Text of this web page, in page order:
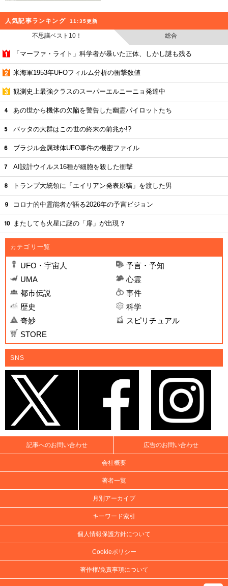
人気記事ランキング 11:35更新
不思議ベスト10！ 総合
「マーファ・ライト」科学者が暴いた正体、しかし謎も残る
米海軍1953年UFOフィルム分析の衝撃数値
観測史上最強クラスのスーパーエルニーニョ発達中
あの世から機体の欠陥を警告した幽霊パイロットたち
バッタの大群はこの世の終末の前兆か!?
ブラジル金属球体UFO事件の機密ファイル
AI設計ウイルス16種が細胞を殺した衝撃
トランプ大統領に「エイリアン発表原稿」を渡した男
コロナ的中霊能者が語る2026年の予言ビジョン
またしても火星に謎の「扉」が出現？
カテゴリ一覧
UFO・宇宙人
予言・予知
UMA
心霊
都市伝説
事件
歴史
科学
奇妙
スピリチュアル
STORE
SNS
記事へのお問い合わせ 広告のお問い合わせ
会社概要
著者一覧
月別アーカイブ
キーワード索引
個人情報保護方針について
Cookieポリシー
著作権/免責事項について